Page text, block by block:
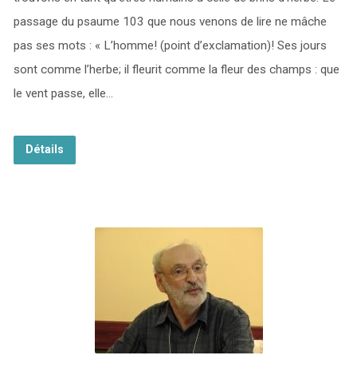
passage du psaume 103 que nous venons de lire ne mâche
pas ses mots : « L’homme! (point d’exclamation)! Ses jours
sont comme l’herbe; il fleurit comme la fleur des champs : que
le vent passe, elle…
Détails